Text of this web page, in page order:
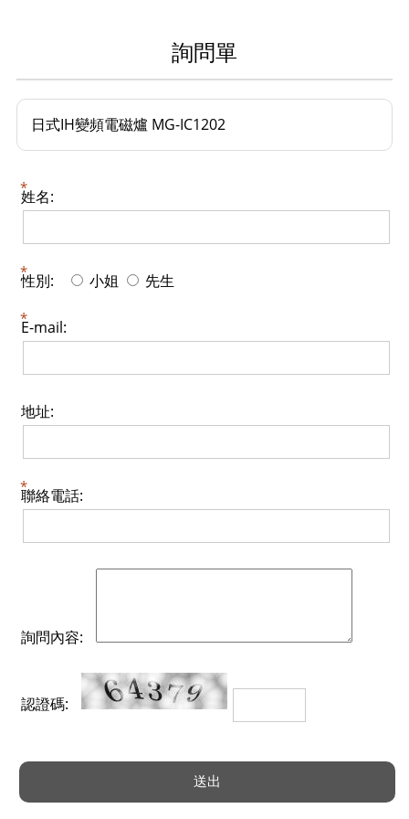
詢問單
日式IH變頻電磁爐 MG-IC1202
姓名:
性別: 小姐 先生
E-mail:
地址:
聯絡電話:
詢問內容:
認證碼: